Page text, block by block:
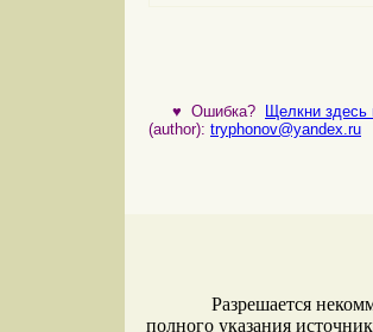
♥ Ошибка?
Щелкни здесь
(author): tryphonov@yandex.ru
Разрешается
полного указания